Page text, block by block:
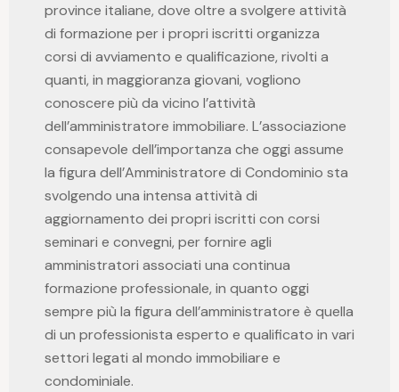
province italiane, dove oltre a svolgere attività
di formazione per i propri iscritti organizza
corsi di avviamento e qualificazione, rivolti a
quanti, in maggioranza giovani, vogliono
conoscere più da vicino l’attività
dell’amministratore immobiliare. L’associazione
consapevole dell’importanza che oggi assume
la figura dell’Amministratore di Condominio sta
svolgendo una intensa attività di
aggiornamento dei propri iscritti con corsi
seminari e convegni, per fornire agli
amministratori associati una continua
formazione professionale, in quanto oggi
sempre più la figura dell’amministratore è quella
di un professionista esperto e qualificato in vari
settori legati al mondo immobiliare e
condominiale.